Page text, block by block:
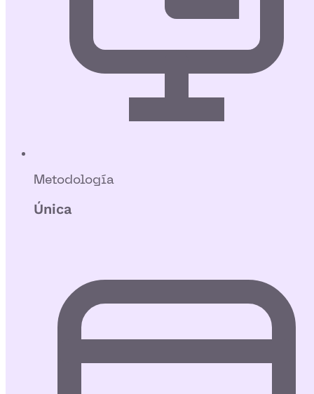
Metodología
Única